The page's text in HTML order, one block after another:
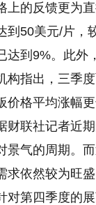
上的反馈更为
到50美元/片，
达到9%。此外
构指出，三季
价格平均涨幅更
财联社记者近
景气的周期。
求依然较为旺盛
对第四季度的